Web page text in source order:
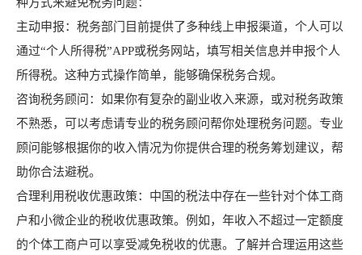
种方式来避免税务问题：
主动申报：税务部门目前提供了多种线上申报渠道，个人可以
通过“个人所得税”APP或税务网站，填写相关信息并申报个人
所得税。这种方式操作简单，能够确保税务合规。
咨询税务顾问：如果你有复杂的副业收入来源，或对税务政策
不熟悉，可以考虑请专业的税务顾问帮你处理税务问题。专业
顾问能够根据你的收入情况为你提供合理的税务筹划建议，帮
助你合法避税。
合理利用税收优惠政策：中国的税法中存在一些针对个体工商
户和小微企业的税收优惠政策。例如，年收入不超过一定额度
的个体工商户可以享受减免税收的优惠。了解并合理运用这些